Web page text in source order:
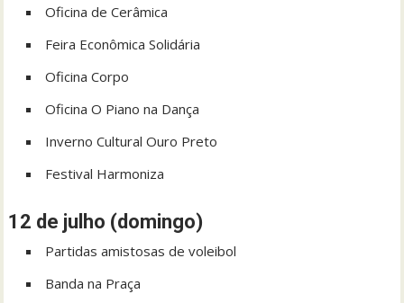
Oficina de Cerâmica
Feira Econômica Solidária
Oficina Corpo
Oficina O Piano na Dança
Inverno Cultural Ouro Preto
Festival Harmoniza
12 de julho (domingo)
Partidas amistosas de voleibol
Banda na Praça